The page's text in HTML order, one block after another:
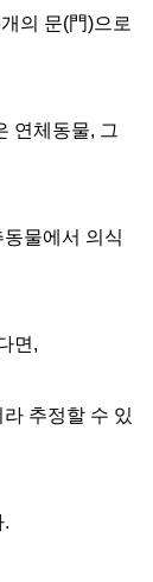
의 문(門)으로
연체동물, 그
물에서 의식
면,
추정할 수 있
.